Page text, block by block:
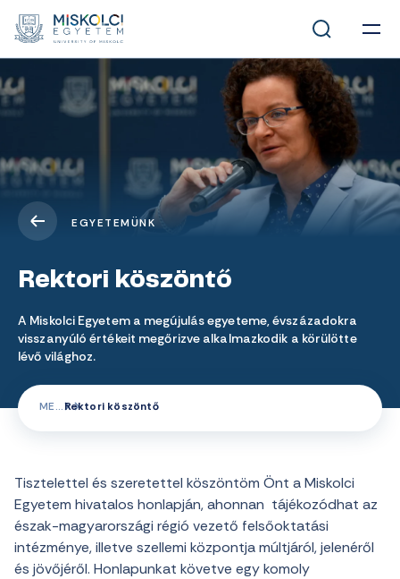
EGYETEMÜNK
Rektori köszöntő
A Miskolci Egyetem a megújulás egyeteme, évszázadokra
visszanyúló értékeit megőrizve alkalmazkodik a körülötte
lévő világhoz.
ME Rektori köszöntő
Tisztelettel és szeretettel köszöntöm Önt a Miskolci
Egyetem hivatalos honlapján, ahonnan tájékozódhat az
észak-magyarországi régió vezető felsőoktatási
intézménye, illetve szellemi központja múltjáról, jelenéről
és jövőjéről. Honlapunkat követve egy komoly